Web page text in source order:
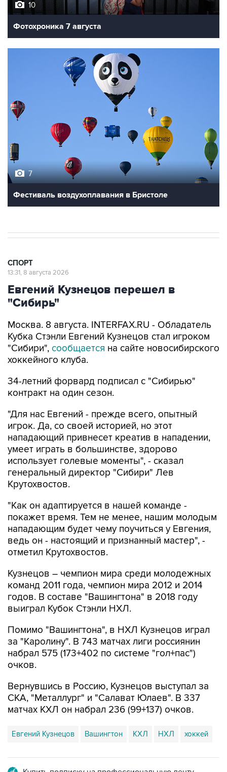
10
Фотохроника 7 августа
7
Фестиваль воздухоплавания в Бристоле
СПОРТ
13:31, 8 августа 2026
Евгений Кузнецов перешел в
"Сибирь"
Москва. 8 августа. INTERFAX.RU - Обладатель
Кубка Стэнли Евгений Кузнецов стал игроком
"Сибири", сообщается на сайте новосибирского
хоккейного клуба.
34-летний форвард подписал с "Сибирью"
контракт на один сезон.
"Для нас Евгений - прежде всего, опытный
игрок. Да, со своей историей, но этот
нападающий привнесет креатив в нападении,
умеет играть в большинстве, здорово
использует голевые моменты", - сказал
генеральный директор "Сибири" Лев
Крутохвостов.
"Как он адаптируется в нашей команде -
покажет время. Тем не менее, нашим молодым
нападающим будет чему поучиться у Евгения,
ведь он - настоящий и признанный мастер", -
отметил Крутохвостов.
Кузнецов – чемпион мира среди молодежных
команд 2011 года, чемпион мира 2012 и 2014
годов. В составе "Вашингтона" в 2018 году
выиграл Кубок Стэнли НХЛ.
Помимо "Вашингтона", в НХЛ Кузнецов играл
за "Каролину". В 743 матчах лиги россиянин
набрал 575 (173+402 по системе "гол+пас")
очков.
Вернувшись в Россию, Кузнецов выступал за
СКА, "Металлург" и "Салават Юлаев". В 337
матчах КХЛ он набрал 236 (99+137) очков.
Евгений Кузнецов Вашингтон КХЛ НХЛ хоккей